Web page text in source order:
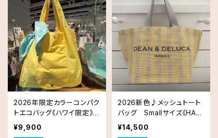
2026年限定カラーコンパク
トエコバッグ《ハワイ限定》D
ean & DeLuca ディーンア
ンドデルーカ Shopping
¥9,900
2026新色♪メッシュトート
バッグ Smallサイズ《HAW
AII限定》DEAN＆DELUCA
ディーン＆デルーカ ハワイ
¥14,500